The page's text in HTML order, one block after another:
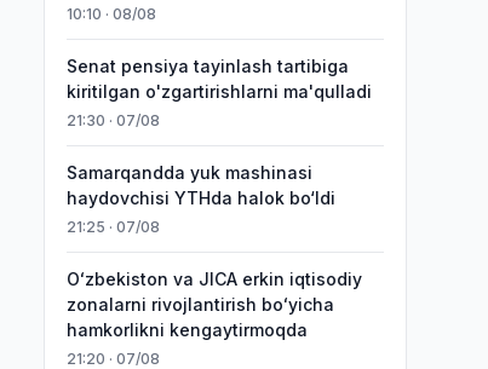
10:10 · 08/08
Senat pensiya tayinlash tartibiga
kiritilgan o'zgartirishlarni ma'qulladi
21:30 · 07/08
Samarqandda yuk mashinasi
haydovchisi YTHda halok bo‘ldi
21:25 · 07/08
Oʻzbekiston va JICA erkin iqtisodiy
zonalarni rivojlantirish boʻyicha
hamkorlikni kengaytirmoqda
21:20 · 07/08